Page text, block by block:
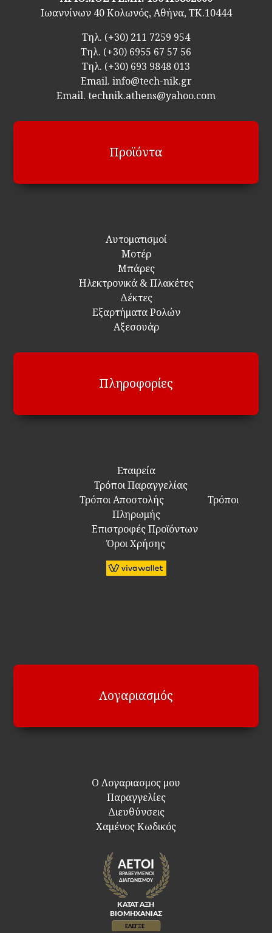
Ιωαννίνων 40 Κολωνός, Αθήνα, ΤΚ.10444
Τηλ. (+30) 211 7259 954
Τηλ. (+30) 6955 67 57 56
Τηλ. (+30) 693 9848 013
Email. info@tech-nik.gr
Email. technik.athens@yahoo.com
Προϊόντα
Αυτοματισμοί
Μοτέρ
Μπάρες
Ηλεκτρονικά & Πλακέτες
Δέκτες
Εξαρτήματα Ρολών
Αξεσουάρ
Πληροφορίες
Εταιρεία
Τρόποι Παραγγελίας
Τρόποι Αποστολής
Τρόποι
Πληρωμής
Επιστροφές Προϊόντων
Όροι Χρήσης
Λογαριασμός
Ο Λογαριασμος μου
Παραγγελίες
Διευθύνσεις
Χαμένος Κωδικός